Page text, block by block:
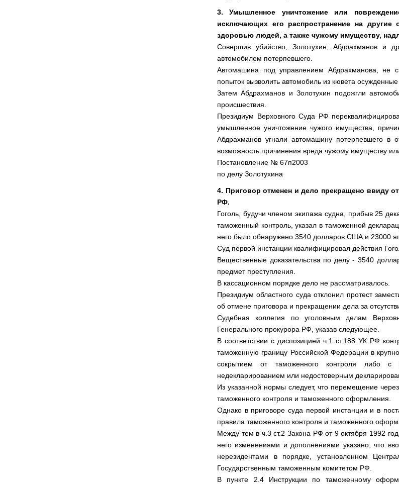
3. Умышленное уничтожение или
исключающих его распространение на
здоровью людей, а также чужому имуществу,
Совершив убийство, Золотухин, Абдрахманов и
автомобилем потерпевшего.
Автомашина под управлением Абдрахманова, не
попыток вызволить автомобиль из кювета осужденные
Затем Абдрахманов и Золотухин подожгли
происшествия.
Президиум Верховного Суда РФ
умышленное уничтожение чужого имущества,
Абдрахманов угнали автомашину потерпевшего
возможность причинения вреда чужому имуществу
Постановление № 67п2003
по делу Золотухина
4. Приговор отменен и дело прекращено ввиду
РФ.
Гоголь, будучи членом экипажа судна, прибыв 25
таможенный контроль, указал в таможенной
него было обнаружено 3540 долларов США и 23000
Суд первой инстанции квалифицировал действия
Вещественные доказательства по делу - 3540
предмет преступления.
В кассационном порядке дело не рассматривалось.
Президиум областного суда отклонил протест
об отмене приговора и прекращении дела за
Судебная коллегия по уголовным делам
Генерального прокурора РФ, указав следующее.
В соответствии с диспозицией ч.1 ст.188 УК РФ
таможенную границу Российской Федерации в
сокрытием от таможенного контроля либо с
недекларированием или недостоверным
Из указанной нормы следует, что перемещение
таможенного контроля и таможенного оформления.
Однако в приговоре суда первой инстанции и в
правила таможенного контроля и таможенного
Между тем в ч.3 ст.2 Закона РФ от 9 октября 1992
него изменениями и дополнениями указано, что
нерезидентами в порядке, установленном
Государственным таможенным комитетом РФ.
В пункте 2.4 Инструкции по таможенному